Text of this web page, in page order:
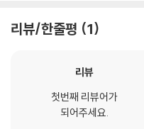
12.4 Powell 방법
리뷰/한줄평 1
리뷰
첫번째 리뷰어가
되어주세요.